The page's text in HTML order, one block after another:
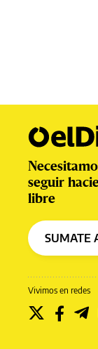
Vivimos en redes
seguir
libre
SUMATE